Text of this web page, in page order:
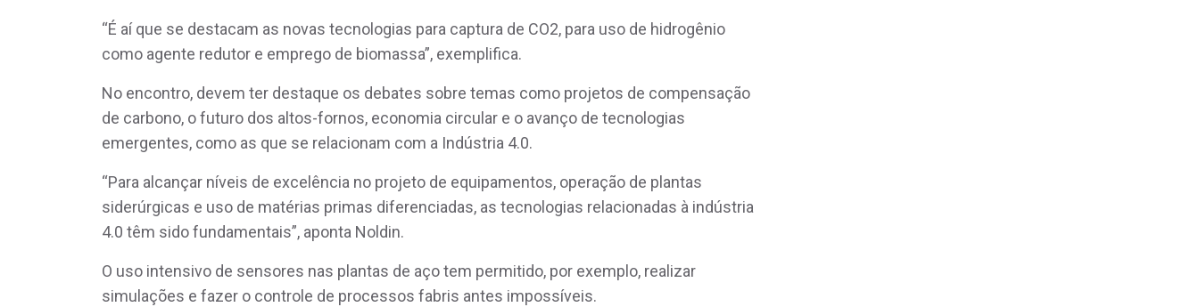
“É aí que se destacam as novas tecnologias para captura de CO2, para uso de hidrogênio
como agente redutor e emprego de biomassa”, exemplifica.
No encontro, devem ter destaque os debates sobre temas como projetos de compensação
de carbono, o futuro dos altos-fornos, economia circular e o avanço de tecnologias
emergentes, como as que se relacionam com a Indústria 4.0.
“Para alcançar níveis de excelência no projeto de equipamentos, operação de plantas
siderúrgicas e uso de matérias primas diferenciadas, as tecnologias relacionadas à indústria
4.0 têm sido fundamentais”, aponta Noldin.
O uso intensivo de sensores nas plantas de aço tem permitido, por exemplo, realizar
simulações e fazer o controle de processos fabris antes impossíveis.